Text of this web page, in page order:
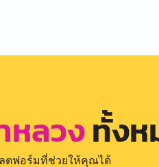
หลวงทั้งห
ตฟอร์มที่ช่วยให้คุณได้